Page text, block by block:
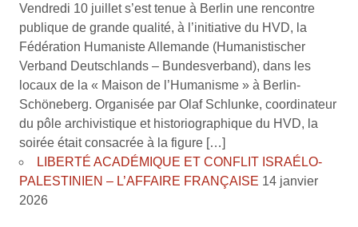
Vendredi 10 juillet s’est tenue à Berlin une rencontre
publique de grande qualité, à l’initiative du HVD, la
Fédération Humaniste Allemande (Humanistischer
Verband Deutschlands – Bundesverband), dans les
locaux de la « Maison de l’Humanisme » à Berlin-
Schöneberg. Organisée par Olaf Schlunke, coordinateur
du pôle archivistique et historiographique du HVD, la
soirée était consacrée à la figure […]
LIBERTÉ ACADÉMIQUE ET CONFLIT ISRAÉLO-
PALESTINIEN – L’AFFAIRE FRANÇAISE 14 janvier
2026